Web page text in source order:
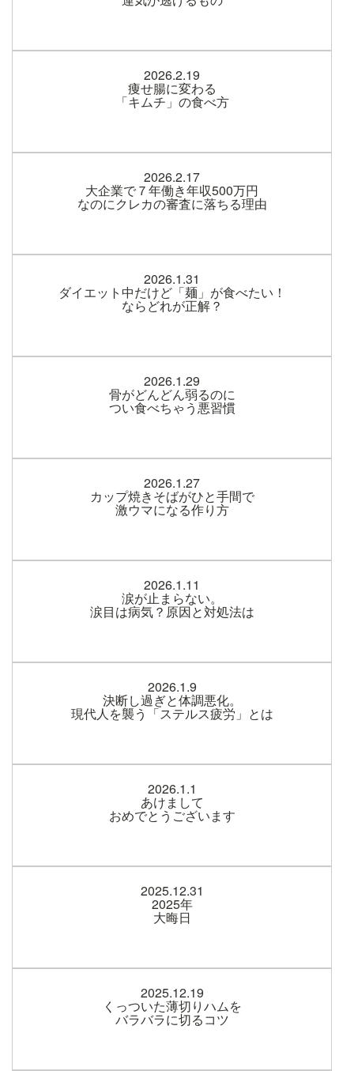
2026.2.19
痩せ腸に変わる
「キムチ」の食べ方
2026.2.17
大企業で７年働き年収500万円
なのにクレカの審査に落ちる理由
2026.1.31
ダイエット中だけど「麺」が食べたい！
ならどれが正解？
2026.1.29
骨がどんどん弱るのに
つい食べちゃう悪習慣
2026.1.27
カップ焼きそばがひと手間で
激ウマになる作り方
2026.1.11
涙が止まらない。
涙目は病気？原因と対処法は
2026.1.9
決断し過ぎと体調悪化。
現代人を襲う「ステルス疲労」とは
2026.1.1
あけまして
おめでとうございます
2025.12.31
2025年
大晦日
2025.12.19
くっついた薄切りハムを
バラバラに切るコツ